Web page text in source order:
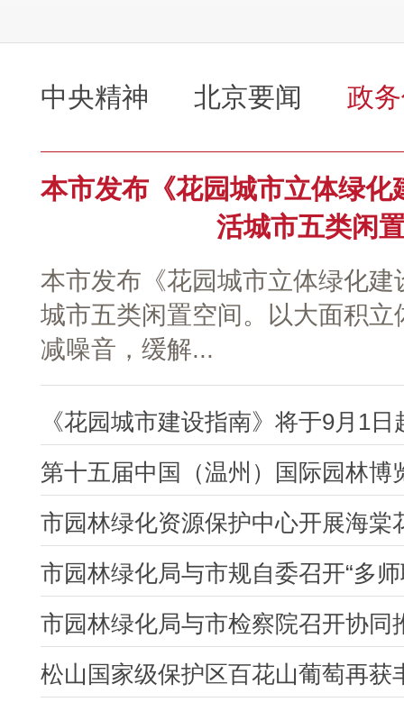
中央精神 北京要闻 政
本市发布《花园城市立体绿化
活城市五类闲
本市发布《花园城市立体绿化
城市五类闲置空间。以大面积
减噪音，缓解...
《花园城市建设指南》将于9月1日
第十五届中国（温州）国际园林博
市园林绿化资源保护中心开展海棠
市园林绿化局与市规自委召开“多
市园林绿化局与市检察院召开协同
松山国家级保护区百花山葡萄再获